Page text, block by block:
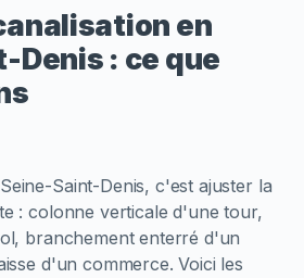
en
Denis : ce que
Saint-Denis, c'est ajuster la
: colonne verticale d'une tour,
branchement enterré d'un
d'un commerce. Voici les